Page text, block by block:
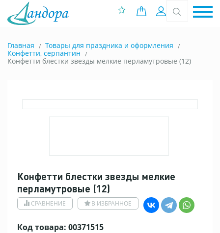
0 позиций
Вход
Главная
Товары для праздника и оформления
Конфетти, серпантин
Конфетти блестки звезды мелкие перламутровые (12)
Конфетти блестки звезды мелкие
перламутровые (12)
СРАВНЕНИЕ В ИЗБРАННОЕ
Код товара: 00371515